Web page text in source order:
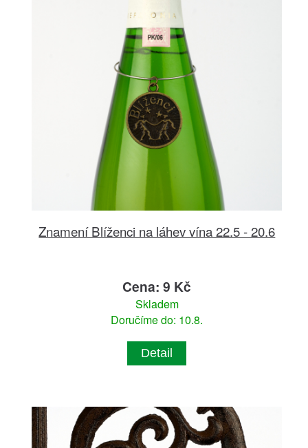
Znamení Blíženci na láhev vína 22.5 - 20.6
Cena: 9 Kč
Skladem
Doručíme do: 10.8.
Detail